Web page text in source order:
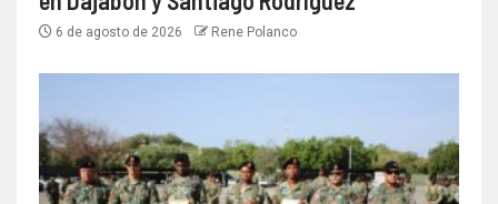
6 de agosto de 2026 Rene Polanco